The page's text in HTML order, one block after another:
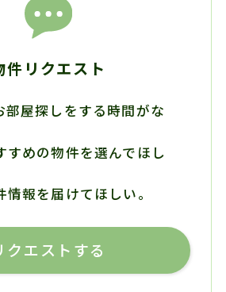
件リクエスト
部屋探しをする時間がな
すめの物件を選んでほし
情報を届けてほしい。
クエストする